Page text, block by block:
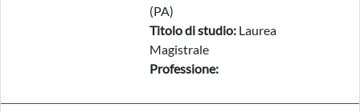
(PA)
Titolo di studio: Laurea
Magistrale
Professione: